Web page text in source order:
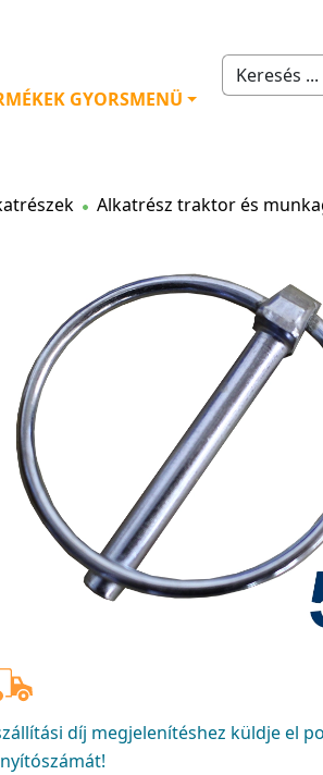
GYORSMENÜ
Alkatrész traktor és
díj megjelenítéshez küldje el